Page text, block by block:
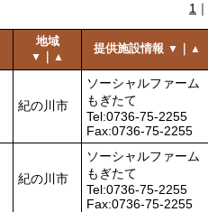
1 ｜
地域
▼ ▲
提供施設情報 ▼ ▲
紀の川市
ソーシャルファーム
もぎたて
Tel:0736-75-2255
Fax:0736-75-2255
紀の川市
ソーシャルファーム
もぎたて
Tel:0736-75-2255
Fax:0736-75-2255